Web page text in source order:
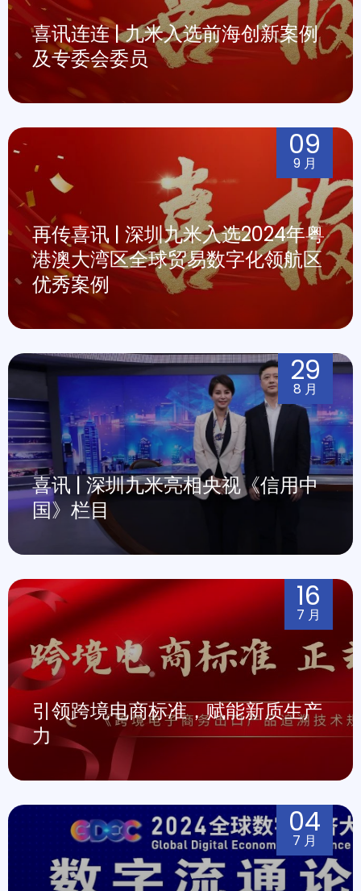
喜讯连连 | 九米入选前海创新案例
及专委会委员
09
9 月
再传喜讯 | 深圳九米入选2024年粤
港澳大湾区全球贸易数字化领航区
优秀案例
29
8 月
喜讯 | 深圳九米亮相央视《信用中
国》栏目
16
7 月
引领跨境电商标准，赋能新质生产
力
04
7 月